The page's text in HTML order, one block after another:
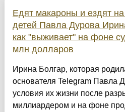
Едят макароны и ездят
детей Павла Дурова
как "выживает" на фоне
млн долларов
Ирина Болгар, которая
основателя Telegram Павла
условия их жизни после
миллиардером и на фоне